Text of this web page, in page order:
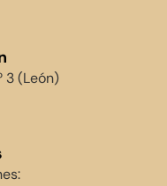
3 (León)